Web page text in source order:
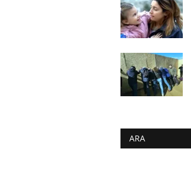
ARA